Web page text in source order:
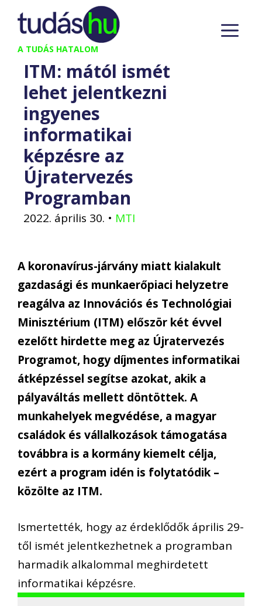
Kilépés
tartalomba
A TUDÁS HATALOM
ITM: mától ismét
lehet jelentkezni
ingyenes
informatikai
képzésre az
Újratervezés
Programban
2022. április 30. • MTI
A koronavírus-járvány miatt kialakult
gazdasági és munkaerőpiaci helyzetre
reagálva az Innovációs és Technológiai
Minisztérium (ITM) először két évvel
ezelőtt hirdette meg az Újratervezés
Programot, hogy díjmentes informatikai
átképzéssel segítse azokat, akik a
pályaváltás mellett döntöttek. A
munkahelyek megvédése, a magyar
családok és vállalkozások támogatása
továbbra is a kormány kiemelt célja,
ezért a program idén is folytatódik –
közölte az ITM.
Ismertették, hogy az érdeklődők április 29-
től ismét jelentkezhetnek a programban
harmadik alkalommal meghirdetett
informatikai képzésre.